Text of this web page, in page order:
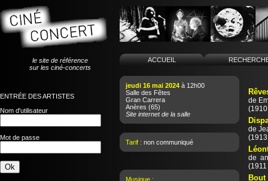
le site de référence
sur les ciné-concerts
ENTRÉE DES ARTISTES
Nom d'utilisateur
Mot de passe
ACCUEIL
jeudi 16 mai 2024 à 12h00
Salle des Fêtes
Gran Carrera
Anères (65)
Site internet de la salle
Tarif : non communiqué
Musique :
de
de
de
Bout